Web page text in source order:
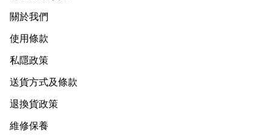
關於我們
使用條款
私隱政策
送貨方式及條款
退換貨政策
維修保養